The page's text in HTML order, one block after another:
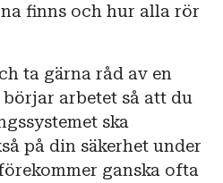
finns och hur alla rör
ta gärna råd av en
arbetet så att du
ska
på din säkerhet under
ganska ofta